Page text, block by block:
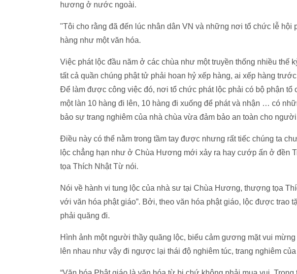
hương ở nước ngoài.
"Tôi cho rằng đã đến lúc nhân dân VN và những nơi tổ chức lễ hội
hàng như một văn hóa.
Việc phát lộc đầu năm ở các chùa như một truyền thống nhiều thế
tất cả quần chúng phật tử phải hoan hỷ xếp hàng, ai xếp hàng
Để làm được công việc đó, nơi tổ chức phát lộc phải có bộ phận tổ
một làn 10 hàng đi lên, 10 hàng đi xuống để phát và nhận … có
bảo sự trang nghiêm của nhà chùa vừa đảm bảo an toàn cho
Điều này có thể nằm trong tầm tay được nhưng rất tiếc chúng ta
lộc chẳng hạn như ở Chùa Hương mới xảy ra hay cướp ấn ở đền
tọa Thích Nhật Từ nói.
Nói về hành vi tung lộc của nhà sư tại Chùa Hương, thượng tọa
với văn hóa phật giáo”. Bởi, theo văn hóa phật giáo, lộc được trao
phải quăng đi.
Hình ảnh một người thầy quăng lộc, biểu cảm gương mặt vui
lên nhau như vậy đi ngược lại thái độ nghiêm túc, trang nghiêm